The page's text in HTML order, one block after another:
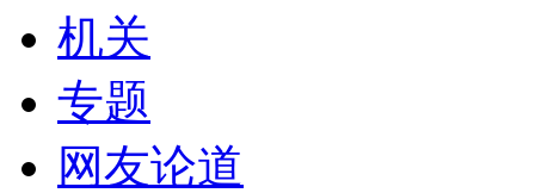
机关
专题
网友论道